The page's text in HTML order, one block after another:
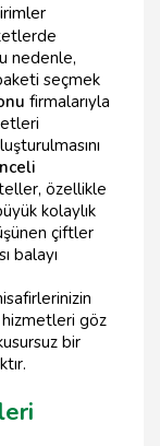
nedenle,
seçmek
firmalarıyla
özellikle
kolaylık
çiftler
balayı
hizmetleri göz
bir